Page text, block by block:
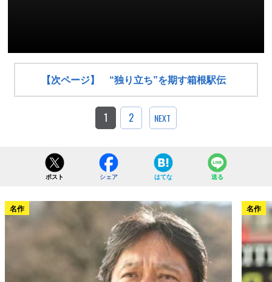
a
m
d
n
【次ページ】 “独り立ち”を期す箱根駅伝
1 2 NEXT
ポスト シェア はてな 送る
名作 名作